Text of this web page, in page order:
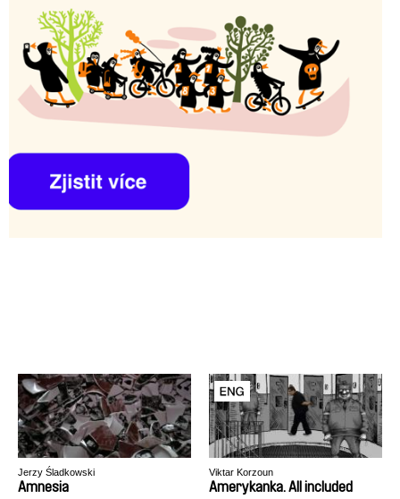
Jerzy Śladkowski
Amnesia
Viktar Korzoun
Amerykanka. All included